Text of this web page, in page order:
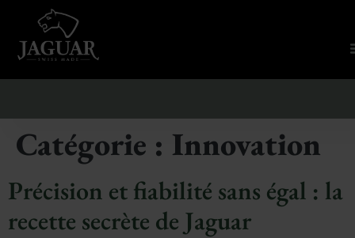
Catégorie : Innovation
Précision et fiabilité sans égal : la
recette secrète de Jaguar